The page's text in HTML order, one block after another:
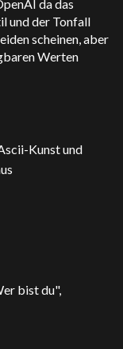
da das
und der Tonfall
scheinen, aber
Werten
Kunst und
bist du",